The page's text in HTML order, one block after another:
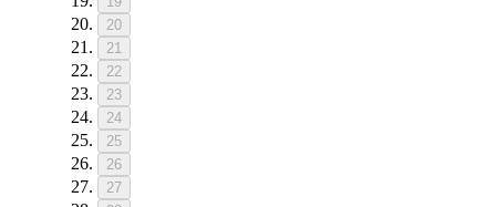
20
21
22
23
24
25
26
27